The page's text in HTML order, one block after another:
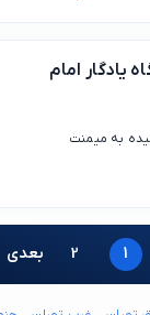
یادگار امام
به میمنت
1
2 بعدی